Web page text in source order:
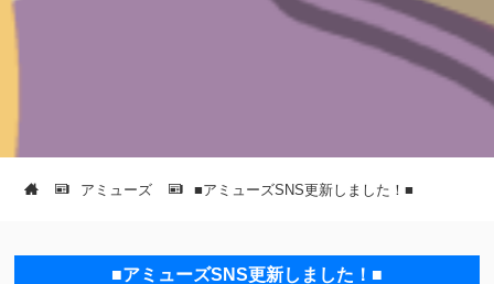
アミューズ ■アミューズSNS更新しました！■
■アミューズSNS更新しました！■